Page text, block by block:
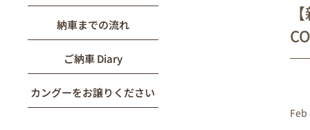
納車までの流れ
ご納車 Diary
カングーをお譲りください